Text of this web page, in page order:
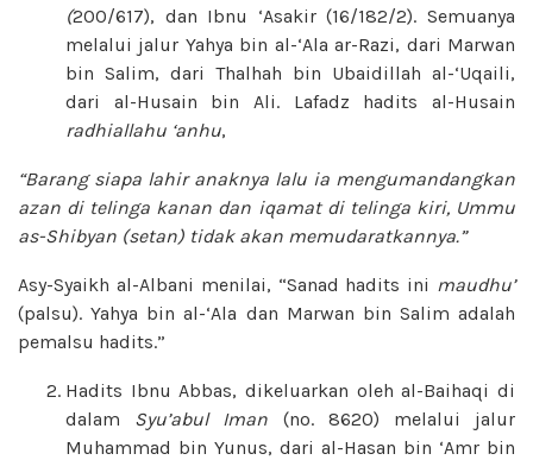
(200/617), dan Ibnu ‘Asakir (16/182/2). Semuanya
melalui jalur Yahya bin al-‘Ala ar-Razi, dari Marwan
bin Salim, dari Thalhah bin Ubaidillah al-‘Uqaili,
dari al-Husain bin Ali. Lafadz hadits al-Husain
radhiallahu ‘anhu,
“Barang siapa lahir anaknya lalu ia mengumandangkan
azan di telinga kanan dan iqamat di telinga kiri, Ummu
as-Shibyan (setan) tidak akan memudaratkannya.”
Asy-Syaikh al-Albani menilai, “Sanad hadits ini maudhu’
(palsu). Yahya bin al-‘Ala dan Marwan bin Salim adalah
pemalsu hadits.”
Hadits Ibnu Abbas, dikeluarkan oleh al-Baihaqi di
dalam Syu’abul Iman (no. 8620) melalui jalur
Muhammad bin Yunus, dari al-Hasan bin ‘Amr bin